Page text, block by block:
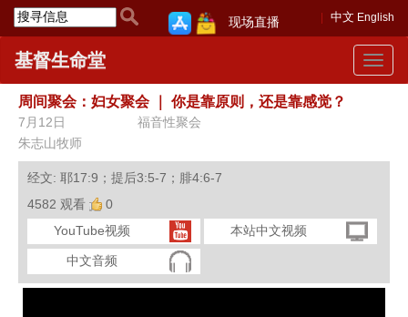
中文 English
现场直播
Toggle
基督生命堂
周间聚会：妇女聚会 你是靠原则，还是靠感觉？
7月12日
福音性聚会
朱志山牧师
经文: 耶17:9；提后3:5-7；腓4:6-7
4582 观看
0
YouTube视频
本站中文视频
中文音频